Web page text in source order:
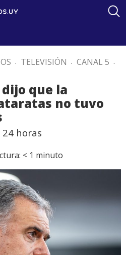
. TELEVISIÓN . CANAL 5 .
que la
no tuvo
horas
< 1 minuto